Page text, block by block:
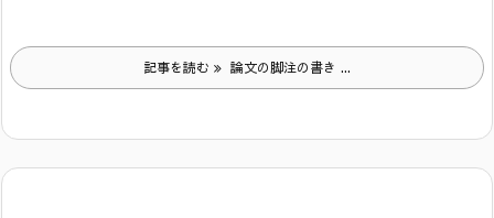
記事を読む 論文の脚注の書き ...